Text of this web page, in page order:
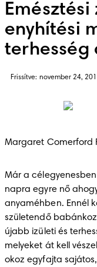
Emésztési
enyhítési
terhesség
Frissítve: november 24,
Margaret Comerford
Már a
napra egyre nő
anyaméhben. Ennél
születendő
újabb izületi és
melyeket át kell
okoz egyfajta